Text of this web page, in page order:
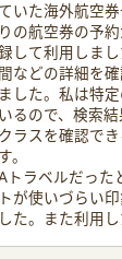
いた海外航空
の航空券の予
して利用しまし
などの詳細を
した。私は特
るので、検索
ラスを確認で
。
トラベルだった
が使いづらい
た。また利用し